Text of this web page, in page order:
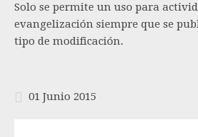
Solo se permite un uso para
evangelización siempre que se
tipo de modificación.
01 Junio 2015